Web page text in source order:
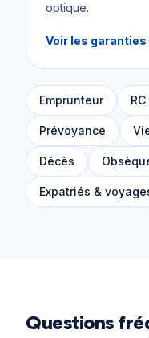
optique.
Voir les garanties
Emprunteur
Prévoyance
Décès
Expatriés &
Questions